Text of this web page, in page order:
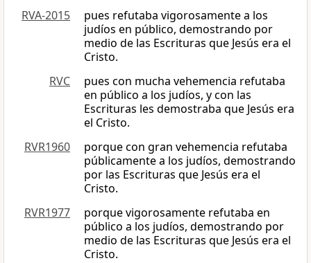
RVA-2015
pues refutaba vigorosamente a los
judíos en público, demostrando por
medio de las Escrituras que Jesús era el
Cristo.
RVC
pues con mucha vehemencia refutaba
en público a los judíos, y con las
Escrituras les demostraba que Jesús era
el Cristo.
RVR1960
porque con gran vehemencia refutaba
públicamente a los judíos, demostrando
por las Escrituras que Jesús era el
Cristo.
RVR1977
porque vigorosamente refutaba en
público a los judíos, demostrando por
medio de las Escrituras que Jesús era el
Cristo.